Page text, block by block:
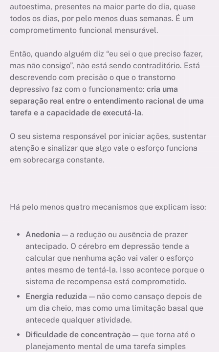
autoestima, presentes na maior parte do dia, quase
todos os dias, por pelo menos duas semanas. É um
comprometimento funcional mensurável.
Então, quando alguém diz “eu sei o que preciso fazer,
mas não consigo”, não está sendo contraditório. Está
descrevendo com precisão o que o transtorno
depressivo faz com o funcionamento: cria uma
separação real entre o entendimento racional de uma
tarefa e a capacidade de executá-la.
O seu sistema responsável por iniciar ações, sustentar
atenção e sinalizar que algo vale o esforço funciona
em sobrecarga constante.
Há pelo menos quatro mecanismos que explicam isso:
Anedonia — a redução ou ausência de prazer
antecipado. O cérebro em depressão tende a
calcular que nenhuma ação vai valer o esforço
antes mesmo de tentá-la. Isso acontece porque o
sistema de recompensa está comprometido.
Energia reduzida — não como cansaço depois de
um dia cheio, mas como uma limitação basal que
antecede qualquer atividade.
Dificuldade de concentração — que torna até o
planejamento mental de uma tarefa simples